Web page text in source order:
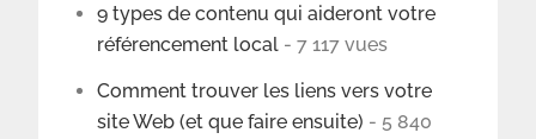
9 types de contenu qui aideront votre
référencement local - 7 117 vues
Comment trouver les liens vers votre
site Web (et que faire ensuite) - 5 840